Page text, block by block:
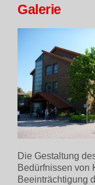
Galerie
Die Gestaltung
Bedürfnissen von
Beeinträchtigung